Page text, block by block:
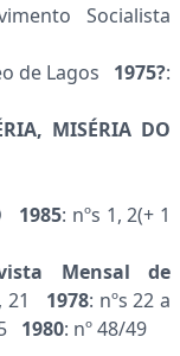
Socialista
de Lagos 1975?:
MISÉRIA DO
1985: nºs 1, 2(+ 1
Mensal de
21 1978: nºs 22 a
1980: nº 48/49